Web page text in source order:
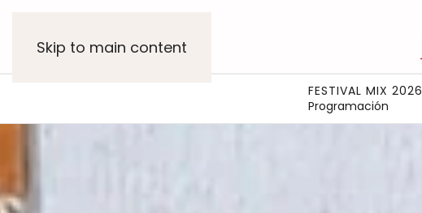
Skip to main content
FESTIVAL MIX 2026
Programación